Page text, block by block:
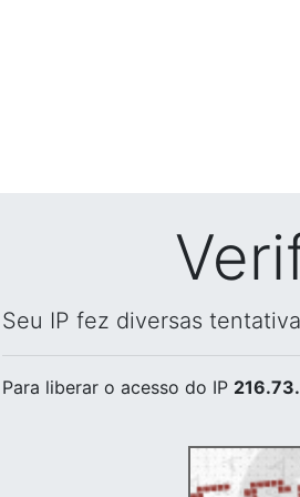
Seu IP fez diversas
Para liberar o acesso do IP